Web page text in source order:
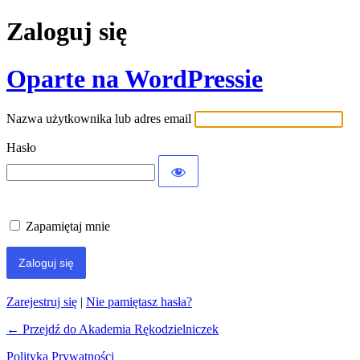
Zaloguj się
Oparte na WordPressie
Nazwa użytkownika lub adres email
Hasło
Zapamiętaj mnie
Zarejestruj się | Nie pamiętasz hasła?
← Przejdź do Akademia Rękodzielniczek
Polityka Prywatności